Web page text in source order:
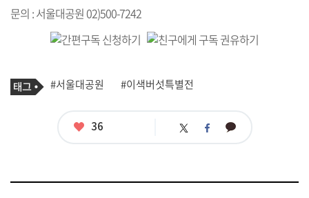
문의 : 서울대공원 02)500-7242
기
사
태
그
#서울대공원 #이색버섯특별전
좋
36 트 페 카